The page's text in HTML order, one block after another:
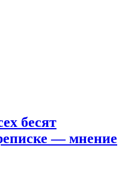
бесят
— мнение